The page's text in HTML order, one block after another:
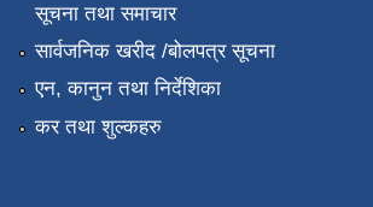
सूचना तथा समाचार
सार्वजनिक खरीद /बोलपत्र सूचना
एन, कानुन तथा निर्देशिका
कर तथा शुल्कहरु